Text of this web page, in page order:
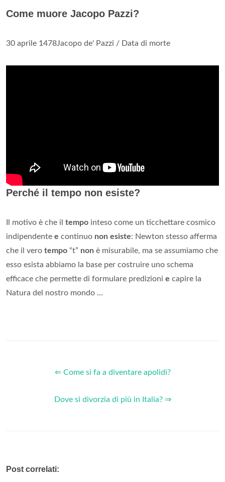
Come muore Jacopo Pazzi?
30 aprile 1478Jacopo de' Pazzi / Data di morte
Perché il tempo non esiste?
Il motivo è che il tempo inteso come un ticchettare cosmico
indipendente e continuo non esiste: Newton stesso afferma
che il vero tempo “t” non è misurabile, ma se assumiamo che
esso esista abbiamo la base per costruire uno schema
efficace che permette di formulare predizioni e capire la
Natura del nostro mondo ...
⇐ Come si fa a diventare apolidi?
Dove si divorzia di più in Italia? ⇒
Post correlati: